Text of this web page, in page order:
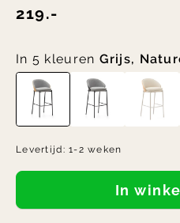
219.-
In 5 kleuren Grijs,
Levertijd:1-2 weken
In